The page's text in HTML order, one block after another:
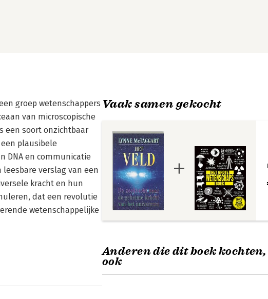
groep wetenschappers
van microscopische
een soort onzichtbaar
plausibele
DNA en communicatie
verslag van een
kracht en hun
dat een revolutie
wetenschappelijke
Vaak samen gekocht
Anderen die dit boek
ook